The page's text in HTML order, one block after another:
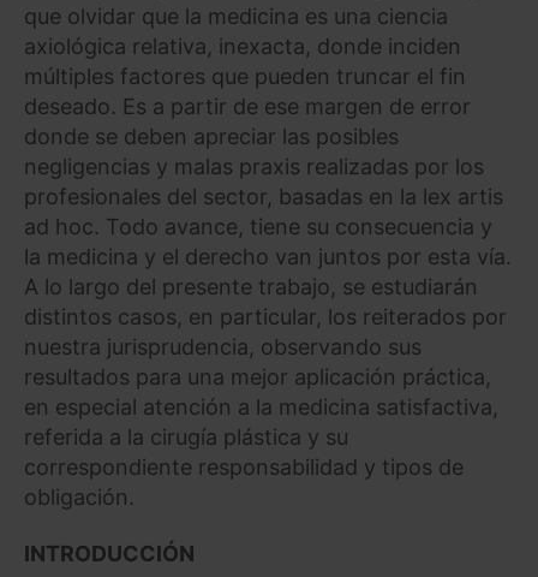
que olvidar que la medicina es una ciencia
axiológica relativa, inexacta, donde inciden
múltiples factores que pueden truncar el fin
deseado. Es a partir de ese margen de error
donde se deben apreciar las posibles
negligencias y malas praxis realizadas por los
profesionales del sector, basadas en la lex artis
ad hoc. Todo avance, tiene su consecuencia y
la medicina y el derecho van juntos por esta vía.
A lo largo del presente trabajo, se estudiarán
distintos casos, en particular, los reiterados por
nuestra jurisprudencia, observando sus
resultados para una mejor aplicación práctica,
en especial atención a la medicina satisfactiva,
referida a la cirugía plástica y su
correspondiente responsabilidad y tipos de
obligación.
INTRODUCCIÓN